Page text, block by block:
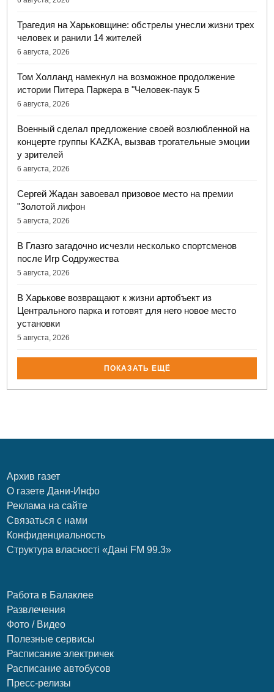
Трагедия на Харьковщине: обстрелы унесли жизни трех
человек и ранили 14 жителей
6 августа, 2026
Том Холланд намекнул на возможное продолжение
истории Питера Паркера в "Человек-паук 5
6 августа, 2026
Военный сделал предложение своей возлюбленной на
концерте группы KAZKA, вызвав трогательные эмоции
у зрителей
6 августа, 2026
Сергей Жадан завоевал призовое место на премии
"Золотой лифон
5 августа, 2026
В Глазго загадочно исчезли несколько спортсменов
после Игр Содружества
5 августа, 2026
В Харькове возвращают к жизни артобъект из
Центрального парка и готовят для него новое место
установки
5 августа, 2026
ПОКАЗАТЬ ЕЩЁ
Архив газет
О газете Дани-Инфо
Реклама на сайте
Связаться с нами
Конфиденциальность
Структура власності «Дані FM 99.3»
Работа в Балаклее
Развлечения
Фото / Видео
Полезные сервисы
Расписание электричек
Расписание автобусов
Пресс-релизы